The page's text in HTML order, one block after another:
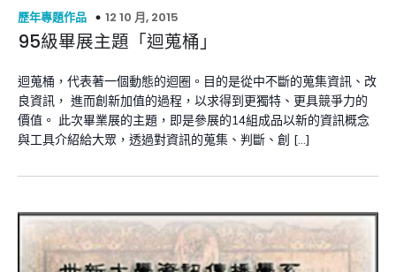
歷年專題作品 12 10 月, 2015
95級畢展主題「迴蒐桶」
迴蒐桶，代表著一個動態的迴圈。目的是從中不斷的蒐集資訊、改
良資訊， 進而創新加值的過程，以求得到更獨特、更具競爭力的
價值。 此次畢業展的主題，即是參展的14組成品以新的資訊概念
與工具介紹給大眾，透過對資訊的蒐集、判斷、創 […]